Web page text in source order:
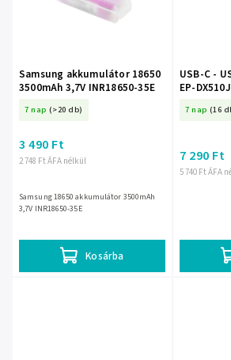
Samsung akkumulátor 18650
3500mAh 3,7V INR18650-35E
7 nap (>20 db)
2 748 Ft ÁFA nélkül
3 490 Ft
Kosárba
Samsung 18650 akkumulátor 3500mAh
3,7V INR18650-35E
USB-C -
EP-
7 nap (16
5 740 Ft ÁFA
7 290 Ft